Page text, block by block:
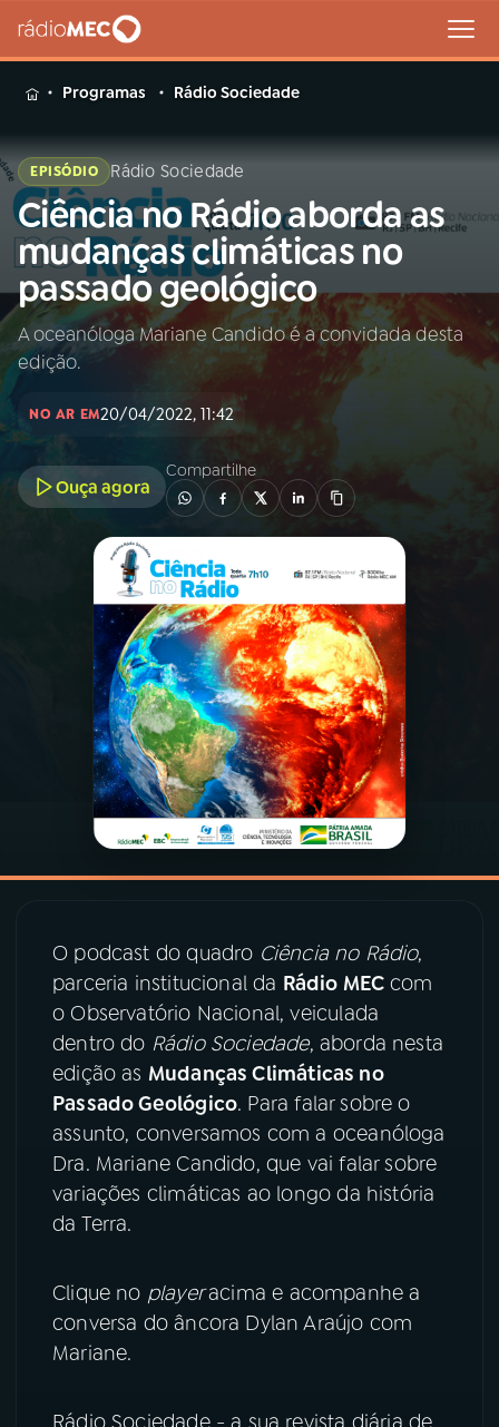
MENU
Buscar
na
Rádio
MEC
Buscar
Início AO VIVO
INÍCIO
A RÁDIO
PROGRAMAÇÃO
PROGRAMAS
PODCASTS
VIDEOCASTS
ÚLTIMAS
ACOMPANHE A RÁDIO MEC
YouTube Facebook
Instagram X
TikTok
Programas Rádio Sociedade
EPISÓDIO Rádio Sociedade
Ciência no Rádio aborda as
mudanças climáticas no
passado geológico
A oceanóloga Mariane Candido é a convidada desta
edição.
NO AR EM20/04/2022, 11:42
Ouça agora
Compartilhe
O podcast do quadro Ciência no Rádio,
parceria institucional da Rádio MEC com
o Observatório Nacional, veiculada
dentro do Rádio Sociedade, aborda nesta
edição as Mudanças Climáticas no
Passado Geológico. Para falar sobre o
assunto, conversamos com a oceanóloga
Dra. Mariane Candido, que vai falar sobre
variações climáticas ao longo da história
da Terra.
Clique no playeracima e acompanhe a
conversa do âncora Dylan Araújo com
Mariane.